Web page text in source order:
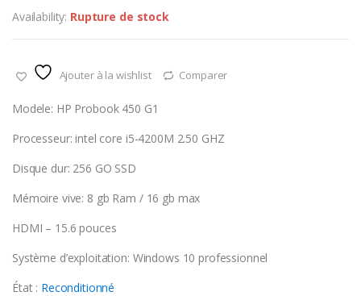
Availability: Rupture de stock
Ajouter à la wishlist Comparer
Modele: HP Probook 450 G1
Processeur: intel core i5-4200M 2.50 GHZ
Disque dur: 256 GO SSD
Mémoire vive: 8 gb Ram / 16 gb max
HDMI – 15.6 pouces
Système d’exploitation: Windows 10 professionnel
État : Reconditionné